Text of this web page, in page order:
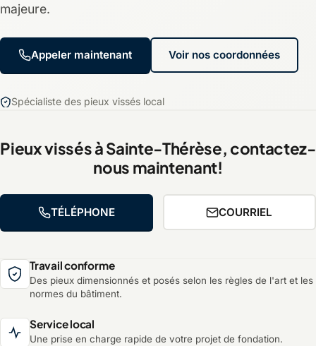
majeure.
Appeler maintenant Voir nos coordonnées
Spécialiste des pieux vissés local
Pieux vissés à Sainte-Thérèse, contactez-
nous maintenant!
TÉLÉPHONE COURRIEL
Travail conforme
Des pieux dimensionnés et posés selon les règles de l'art et les
normes du bâtiment.
Service local
Une prise en charge rapide de votre projet de fondation.